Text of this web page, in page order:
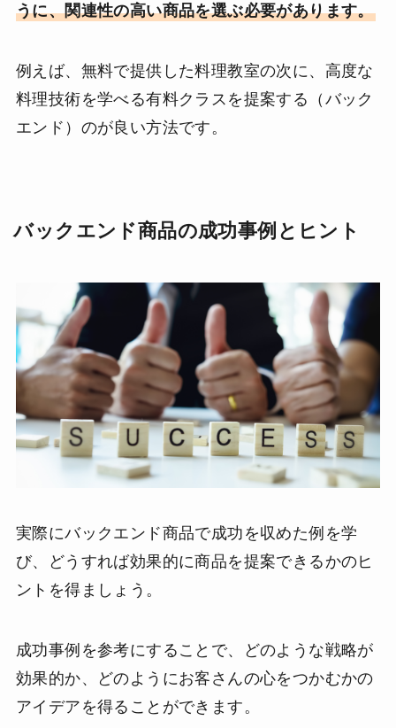
うに、関連性の高い商品を選ぶ必要があります。
例えば、無料で提供した料理教室の次に、高度な
料理技術を学べる有料クラスを提案する（バック
エンド）のが良い方法です。
バックエンド商品の成功事例とヒント
実際にバックエンド商品で成功を収めた例を学
び、どうすれば効果的に商品を提案できるかのヒ
ントを得ましょう。
成功事例を参考にすることで、どのような戦略が
効果的か、どのようにお客さんの心をつかむかの
アイデアを得ることができます。